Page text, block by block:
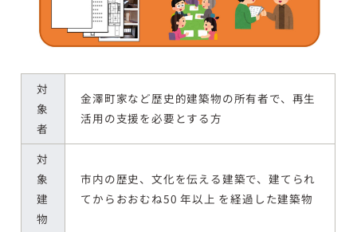
対
象
者
金澤町家など歴史的建築物の所有者で、再生
活用の支援を必要とする方
対
象
建
物
市内の歴史、文化を伝える建築で、建てられ
てからおおむね50 年以上 を経過した建築物